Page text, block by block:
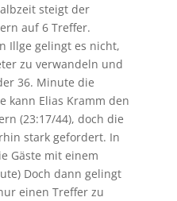
steigt der
auf 6 Treffer.
Illge gelingt es nicht,
zu verwandeln und
36. Minute die
kann Elias Kramm den
(23:17/44), doch die
stark gefordert. In
Gäste mit einem
Doch dann gelingt
einen Treffer zu